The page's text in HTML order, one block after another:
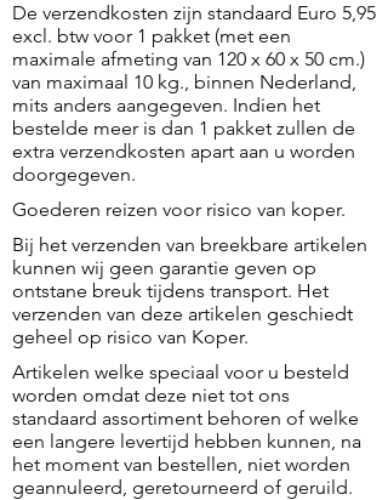
De verzendkosten zijn standaard Euro 5,95
excl. btw voor 1 pakket (met een
maximale afmeting van 120 x 60 x 50 cm.)
van maximaal 10 kg., binnen Nederland,
mits anders aangegeven. Indien het
bestelde meer is dan 1 pakket zullen de
extra verzendkosten apart aan u worden
doorgegeven.
Goederen reizen voor risico van koper.
Bij het verzenden van breekbare artikelen
kunnen wij geen garantie geven op
ontstane breuk tijdens transport. Het
verzenden van deze artikelen geschiedt
geheel op risico van Koper.
Artikelen welke speciaal voor u besteld
worden omdat deze niet tot ons
standaard assortiment behoren of welke
een langere levertijd hebben kunnen, na
het moment van bestellen, niet worden
geannuleerd, geretourneerd of geruild.